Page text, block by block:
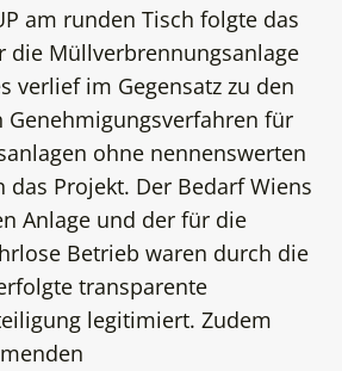
am runden Tisch folgte das
die Müllverbrennungsanlage
verlief im Gegensatz zu den
Genehmigungsverfahren für
ohne nennenswerten
das Projekt. Der Bedarf Wiens
Anlage und der für die
Betrieb waren durch die
transparente
legitimiert. Zudem